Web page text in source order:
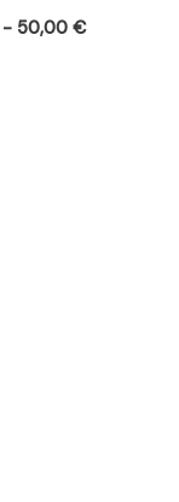
- 50,00€